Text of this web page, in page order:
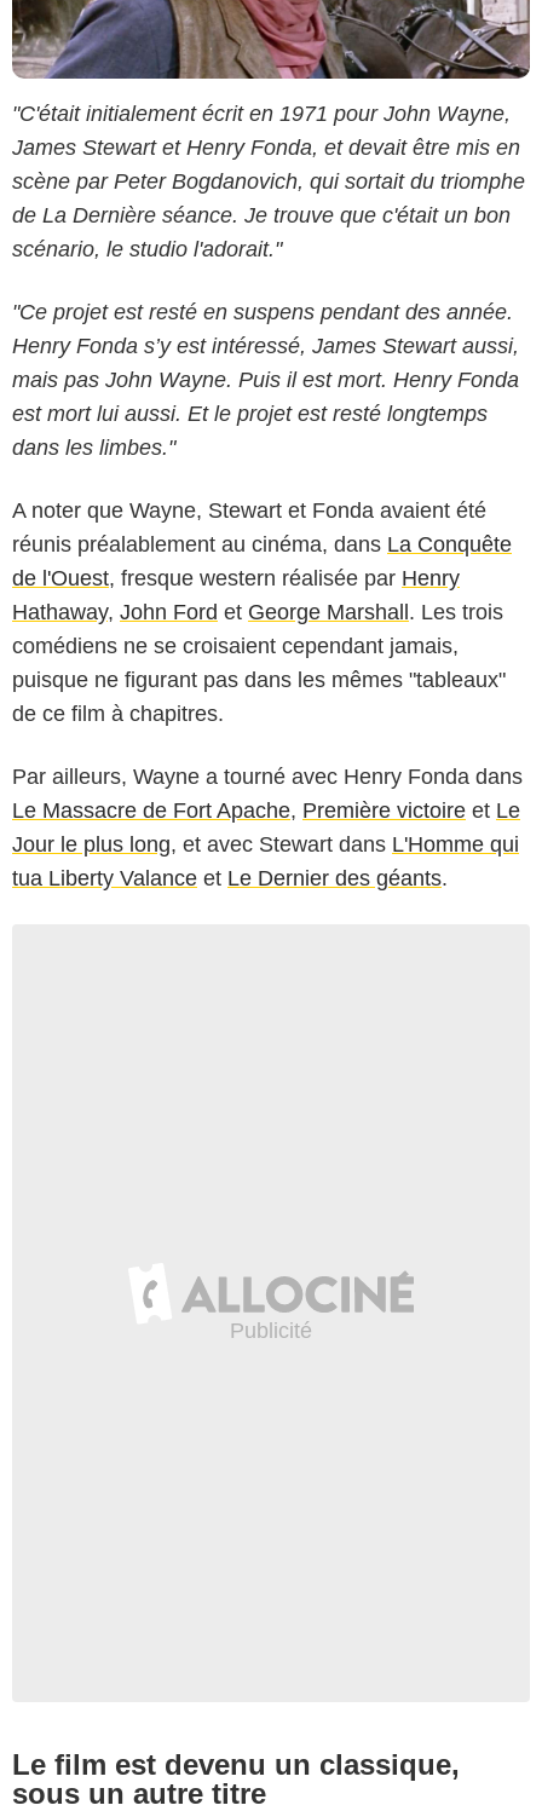
"C'était initialement écrit en 1971 pour John Wayne,
James Stewart et Henry Fonda, et devait être mis en
scène par Peter Bogdanovich, qui sortait du triomphe
de La Dernière séance. Je trouve que c'était un bon
scénario, le studio l'adorait."
"Ce projet est resté en suspens pendant des année.
Henry Fonda s’y est intéressé, James Stewart aussi,
mais pas John Wayne. Puis il est mort. Henry Fonda
est mort lui aussi. Et le projet est resté longtemps
dans les limbes."
A noter que Wayne, Stewart et Fonda avaient été
réunis préalablement au cinéma, dans La Conquête
de l'Ouest, fresque western réalisée par Henry
Hathaway, John Ford et George Marshall . Les trois
comédiens ne se croisaient cependant jamais,
puisque ne figurant pas dans les mêmes "tableaux"
de ce film à chapitres.
Par ailleurs, Wayne a tourné avec Henry Fonda dans
Le Massacre de Fort Apache, Première victoire et Le
Jour le plus long, et avec Stewart dans L'Homme qui
tua Liberty Valance et Le Dernier des géants.
Le film est devenu un classique,
sous un autre titre